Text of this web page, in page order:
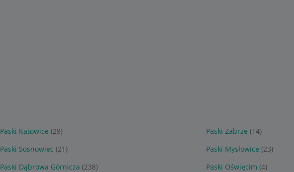
Paski Katowice (29) Paski Zabrze (14)
Paski Sosnowiec (21) Paski Mysłowice (23)
Paski Dąbrowa Górnicza (238) Paski Oświęcim (4)